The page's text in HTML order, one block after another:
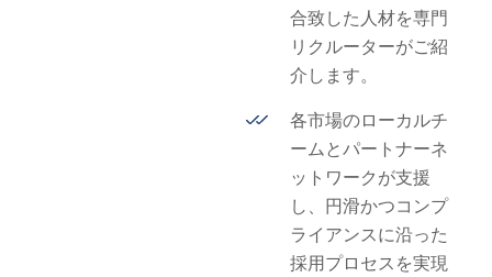
合致した人材を専門
リクルーターがご紹
介します。
各市場のローカルチ
ームとパートナーネ
ットワークが支援
し、円滑かつコンプ
ライアンスに沿った
採用プロセスを実現